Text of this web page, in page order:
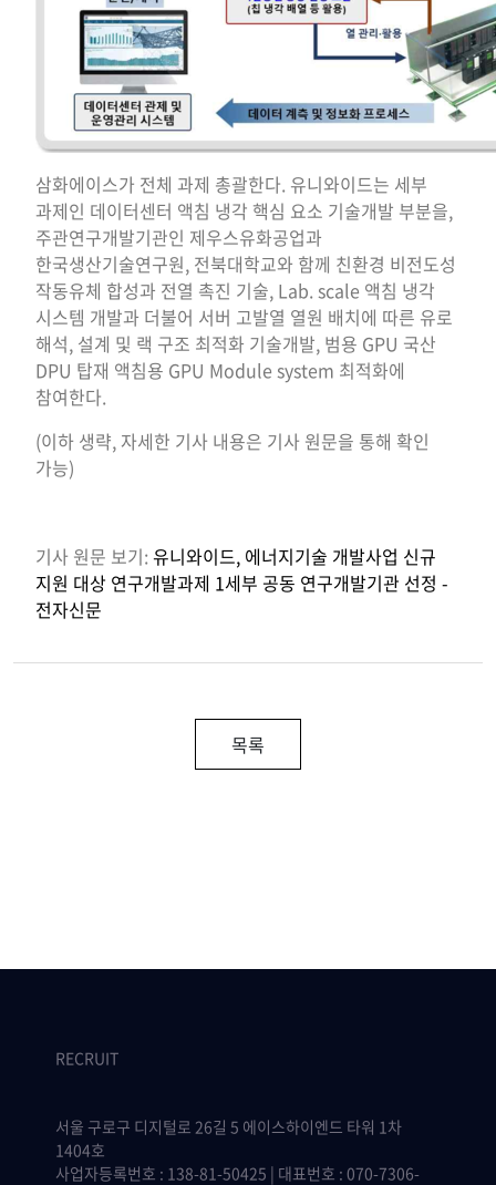
삼화에이스가 전체 과제 총괄한다. 유니와이드는 세부
과제인 데이터센터 액침 냉각 핵심 요소 기술개발 부분을,
주관연구개발기관인 제우스유화공업과
한국생산기술연구원, 전북대학교와 함께 친환경 비전도성
작동유체 합성과 전열 촉진 기술, Lab. scale 액침 냉각
시스템 개발과 더불어 서버 고발열 열원 배치에 따른 유로
해석, 설계 및 랙 구조 최적화 기술개발, 범용 GPU 국산
DPU 탑재 액침용 GPU Module system 최적화에
참여한다.
(이하 생략, 자세한 기사 내용은 기사 원문을 통해 확인
가능)
기사 원문 보기:유니와이드, 에너지기술 개발사업 신규
지원 대상 연구개발과제 1세부 공동 연구개발기관 선정 -
전자신문
목록
RECRUIT
서울 구로구 디지털로 26길 5 에이스하이엔드 타워 1차
1404호
사업자등록번호 : 138-81-50425 | 대표번호 : 070-7306-